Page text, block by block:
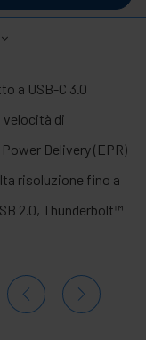
a USB-C 3.0
velocità di
Delivery (EPR)
risoluzione fino a
2.0, Thunderbolt™